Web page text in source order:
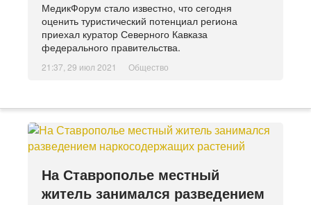
МедикФорум стало известно, что сегодня
оценить туристический потенциал региона
приехал куратор Северного Кавказа
федерального правительства.
21:37, 29 июл 2021 Общество
На Ставрополье местный
житель занимался разведением